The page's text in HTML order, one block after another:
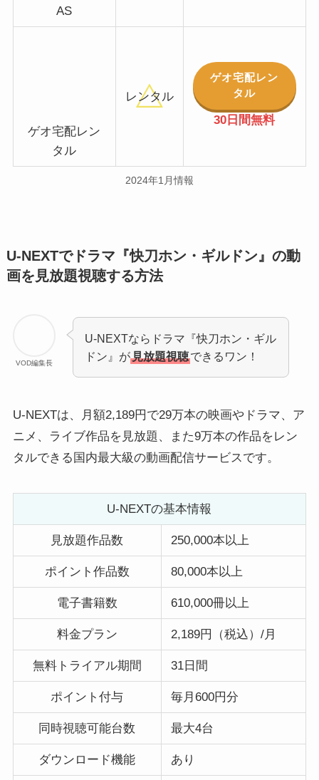
AS
ゲオ宅配レン
タル
レンタル
ゲオ宅配レン
タル
30日間無料
2024年1月情報
U-NEXTでドラマ『快刀ホン・ギルドン』の動
画を見放題視聴する方法
VOD編集長
U-NEXTならドラマ『快刀ホン・ギル
ドン』が見放題視聴できるワン！
U-NEXTは、月額2,189円で29万本の映画やドラマ、ア
ニメ、ライブ作品を見放題、また9万本の作品をレン
タルできる国内最大級の動画配信サービスです。
U-NEXTの基本情報
見放題作品数 250,000本以上
ポイント作品数 80,000本以上
電子書籍数 610,000冊以上
料金プラン 2,189円（税込）/月
無料トライアル期間 31日間
ポイント付与 毎月600円分
同時視聴可能台数 最大4台
ダウンロード機能 あり